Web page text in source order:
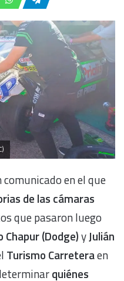
en el que
de las cámaras
que pasaron luego
Chapur (Dodge)yJulián
Turismo Carreteraen
quiénes